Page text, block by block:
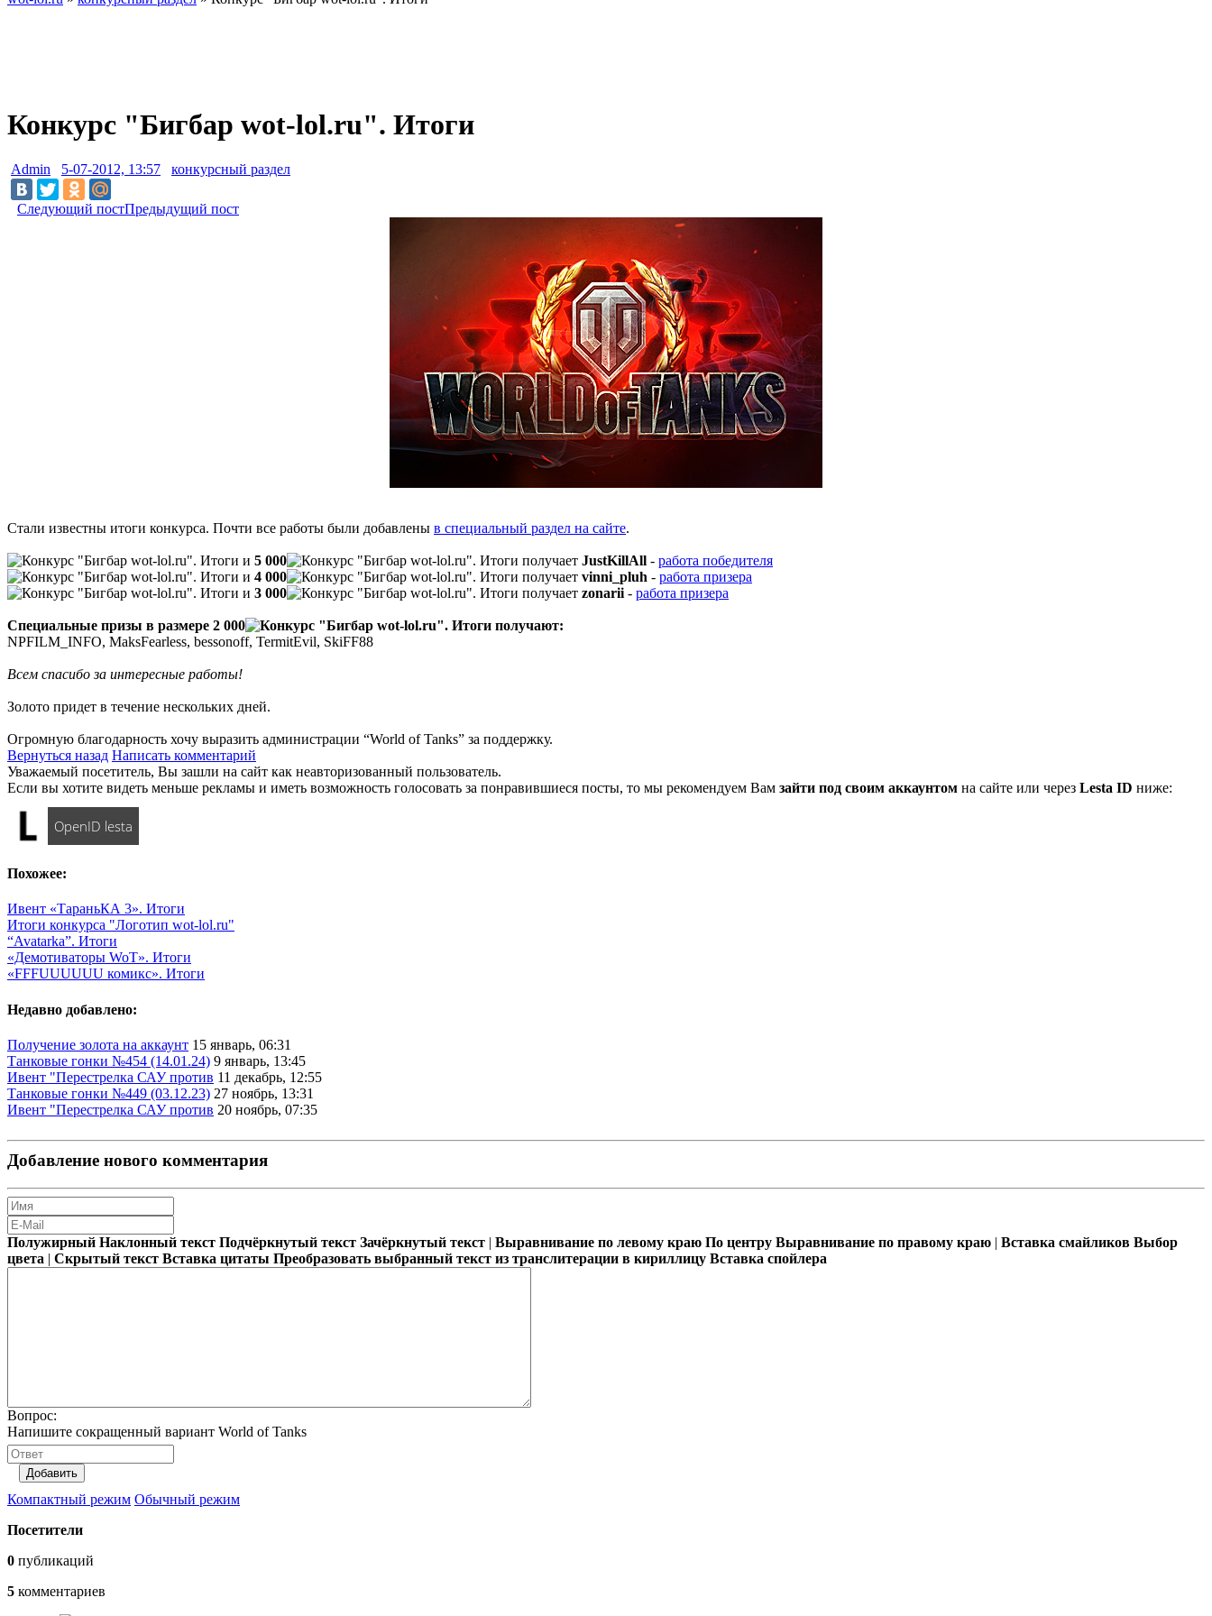
Конкурс "Бигбар wot-lol.ru". Итоги
Admin 5-07-2012, 13:57 конкурсный раздел
Следующий постПредыдущий пост
Стали известны итоги конкурса. Почти все работы были добавлены в специальный раздел на сайте.
и 5 000 получает JustKillAll - работа победителя
и 4 000 получает vinni_pluh - работа призера
и 3 000 получает zonarii - работа призера
Специальные призы в размере 2 000
получают:
NPFILM_INFO, MaksFearless, bessonoff, TermitEvil, SkiFF88
Всем спасибо за интересные работы!
Золото придет в течение нескольких дней.
Огромную благодарность хочу выразить администрации “World of Tanks” за поддержку.
Вернуться назад Написать комментарий
Уважаемый посетитель, Вы зашли на сайт как неавторизованный пользователь.
Если вы хотите видеть меньше рекламы и иметь возможность голосовать за понравившиеся посты, то мы рекомендуем Вам зайти под своим аккаунтом на сайте или через Lesta ID ниже:
OpenID lesta
Похожее:
Ивент «ТараньКА 3». Итоги
Итоги конкурса "Логотип wot-lol.ru"
“Avatarka”. Итоги
«Демотиваторы WoT». Итоги
«FFFUUUUUU комикс». Итоги
Недавно добавлено:
Получение золота на аккаунт 15 январь, 06:31
Танковые гонки №454 (14.01.24) 9 январь, 13:45
Ивент "Перестрелка САУ против 11 декабрь, 12:55
Танковые гонки №449 (03.12.23) 27 ноябрь, 13:31
Ивент "Перестрелка САУ против 20 ноябрь, 07:35
Добавление нового комментария
Полужирный Наклонный текст Подчёркнутый текст Зачёркнутый текст | Выравнивание по левому краю По центру Выравнивание по правому краю | Вставка смайликов Выбор
цвета | Скрытый текст Вставка цитаты Преобразовать выбранный текст из транслитерации в кириллицу Вставка спойлера
Вопрос:
Напишите сокращенный вариант World of Tanks
Добавить
Компактный режим Обычный режим
Посетители
0 публикаций
5 комментариев